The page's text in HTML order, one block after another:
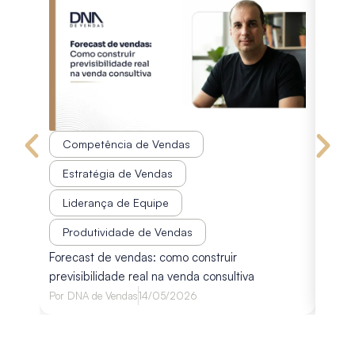
Competência de Vendas
Estratégia de Vendas
Liderança de Equipe
Produtividade de Vendas
Forecast de vendas: como construir
previsibilidade real na venda consultiva
Por DNA de Vendas14/05/2026